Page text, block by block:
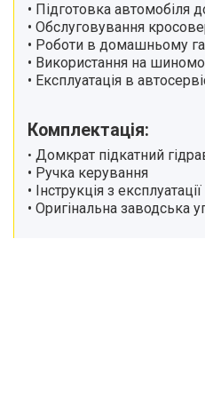
Промислове обладнання
верстати.
Парові швабри
Автомобільні фарби, лаки
Прикормочні кораблики
Електричний транспорт
Автоінструмент
Автотовари
• Підготовка автомобіля
• Обслуговування
• Роботи в домашньому
• Використання на
• Експлуатація в
Комплектація:
• Домкрат підкатний
• Ручка керування
• Інструкція з експлуатації
• Оригінальна заводська